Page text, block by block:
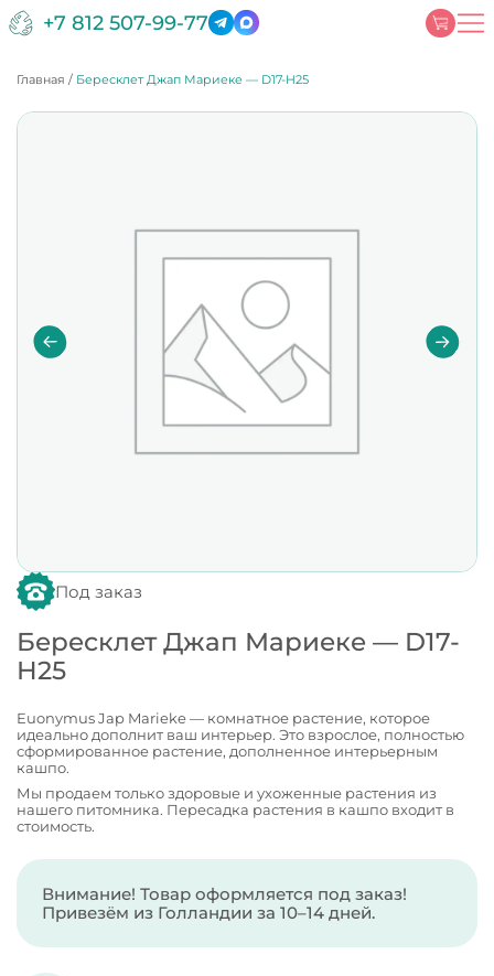
+7 812 507-99-77
Главная / Бересклет Джап Мариеке — D17-H25
Под заказ
Бересклет Джап Мариеке — D17-
H25
Euonymus Jap Marieke — комнатное растение, которое
идеально дополнит ваш интерьер. Это взрослое, полностью
сформированное растение, дополненное интерьерным
кашпо.
Мы продаем только здоровые и ухоженные растения из
нашего питомника. Пересадка растения в кашпо входит в
стоимость.
Внимание! Товар оформляется под заказ!
Привезём из Голландии за 10–14 дней.